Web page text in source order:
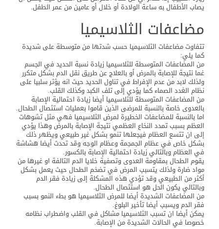
يصاب الأطفال به ساعة الولادة أو خلال أو عامين من عمر الطفل.
مضاعفات الثلاسيميا
تتفاوت مضاعفات الثلاسيميا حسب شدتها من متوسطة على شديدة
كما يلي:
من المضاعفات المتوسطة للثلاسيميا زيادة نسبة الحديد في الجسم
غما نتيجة للإصابة بالمرض أو بالعلاج عن طريق نقل الدم بشكل متكرر
ولذلك لابد من عدم الإفراط في تناول الحديد حيث انه يؤثر سلبيا على
نظام الغدد الصماء كما يؤدي إلى تلف الكبد وكذلك القلب.
من المضاعفات المتوسطة للثلاسيميا أيضا زيادة احتمالية الإصابة
بالعدوى خاصة بالنسبة للمرضى الذين قاموا بعمليات استئصال الطحال.
اما بالنسبة للمضاعفات الخطيرة لمرض الثلاسيميا فهي مثل تشوهات
العظم بسبب تمدد النخاع العظمي نتيجة الإصابة بالمرض وهذا يؤدي
إلى ان تتسع العظام فيجعلها تنمو بشكل غير طبيعي ويظهر ذلك
بشكل خاص في عظام الجمجمة وعظام الوجه وقد تحدث أيضا هشاشة
في العظام وبالتالي زيادة احتمالية الإصابة بالكسور.
يقوم الطحال بمقاومة العدوى وتصفية خلايا الدم التالفة او غيرها من
مواد ضارة ولذلك يتسبب المرض في تضخم الطحال حيث يعمل بشكل
أكثر من الطبيعي وقد تؤدي هذه المشكلة إلى زيادة فقر الدم
وبالتالي يكون الحل هو استئصال الطحال.
من المضاعفات الشديدة أيضا للمرض الثلاسيميا هو بطء النمو بسبب
فقر الدم ويسبب أيضا تأخير البلوغ.
يمكن أيضا ان تسبب الثلاسيميا مشاكل في القلب واضطراب نظامه
خصوصا في الحالات الشديدة من الإصابة.